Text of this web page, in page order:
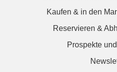
Kaufen & in den
Reservieren &
Prospekte